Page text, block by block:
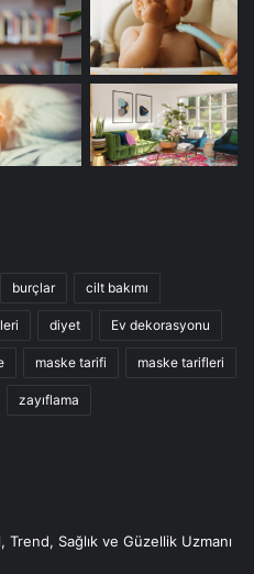
burçlar cilt bakımı
diyet Ev dekorasyonu
maske tarifi maske tarifleri
zayıflama
Sağlık ve Güzellik Uzmanı